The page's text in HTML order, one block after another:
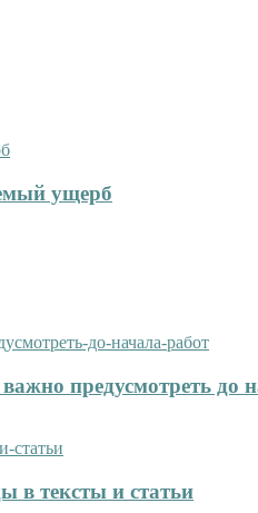
ущерб
предусмотреть до
в тексты и статьи